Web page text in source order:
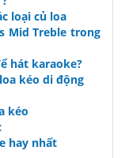
loại củ loa
Mid Treble trong
hát karaoke?
kéo di động
kéo
hay nhất